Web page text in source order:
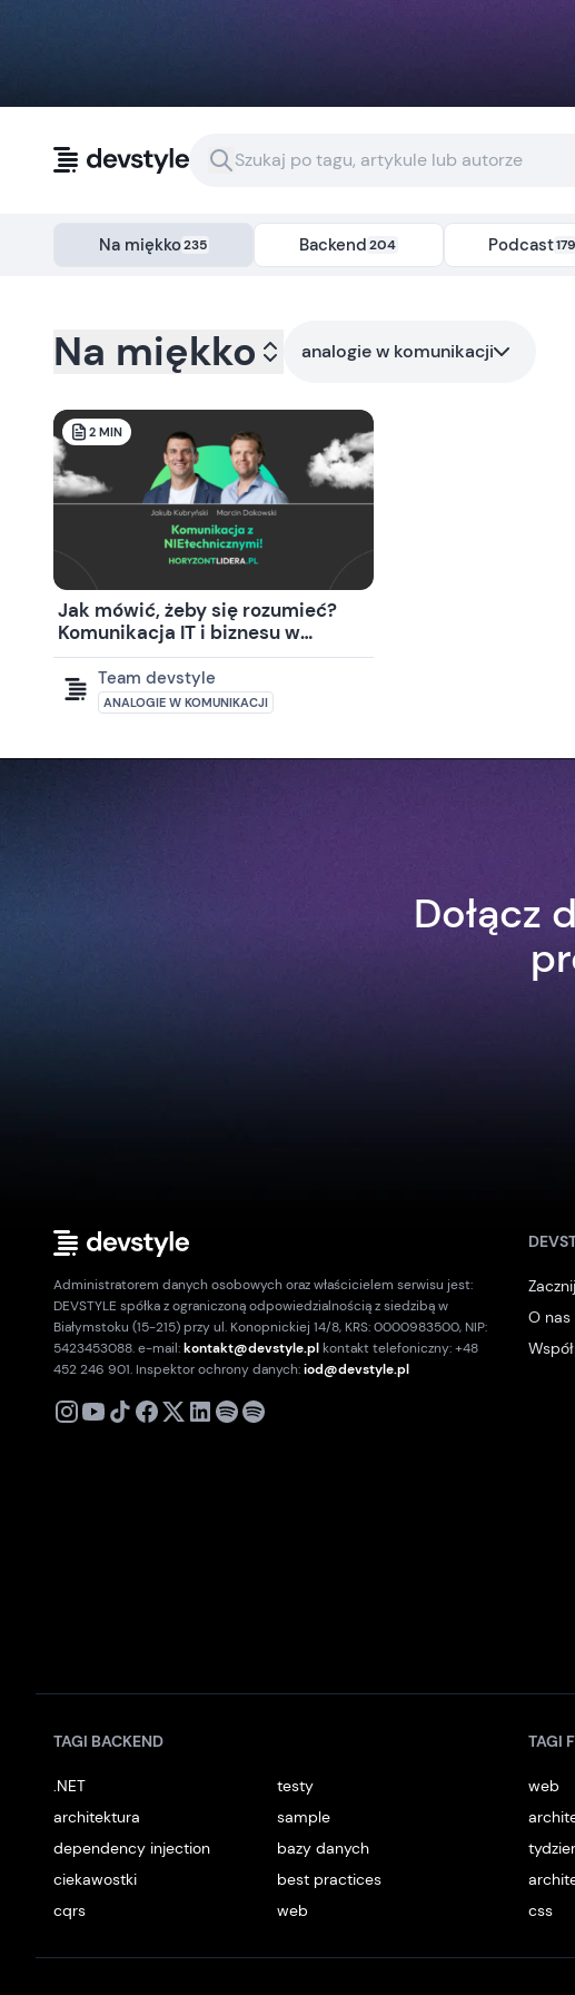
Na miękko235 Backend204 Podcast179
Kategoria: na-miekko
Na miękko analogie w komunikacji
2 MIN
Jak mówić, żeby się rozumieć?
Komunikacja IT i biznesu w
praktyce
Team devstyle
ANALOGIE W KOMUNIKACJI
Dołącz
Administratorem danych osobowych oraz właścicielem serwisu jest:
DEVSTYLE spółka z ograniczoną odpowiedzialnością z siedzibą w
Białymstoku (15-215) przy ul. Konopnickiej 14/8, KRS: 0000983500, NIP:
5423453088. e-mail:kontakt@devstyle.plkontakt telefoniczny: +48
452 246 901. Inspektor ochrony danych:iod@devstyle.pl
X
O nas
TAGI BACKEND
.NET
testy
architektura
sample
dependency injection
bazy danych
ciekawostki
best practices
cqrs
web
TAGI
web
css